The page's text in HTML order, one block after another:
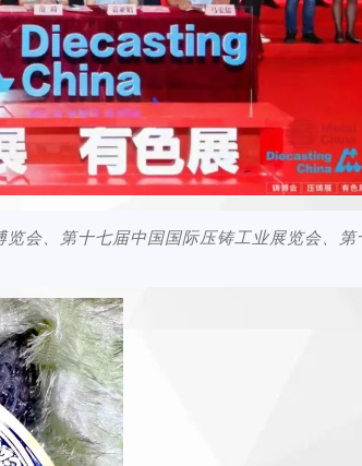
会、第十七届中国国际压铸工业展览会、第